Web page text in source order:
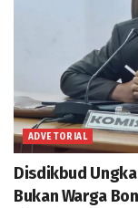
ADVETORIAL
Disdikbud
Bukan Warga